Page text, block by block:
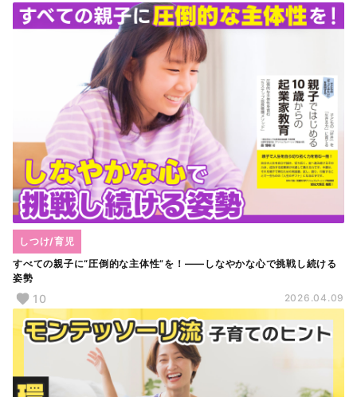
すべての親子に“圧倒的な主体性”を！――しなやかな心で挑戦し続ける
姿勢
しつけ/育児
10 2026.04.09